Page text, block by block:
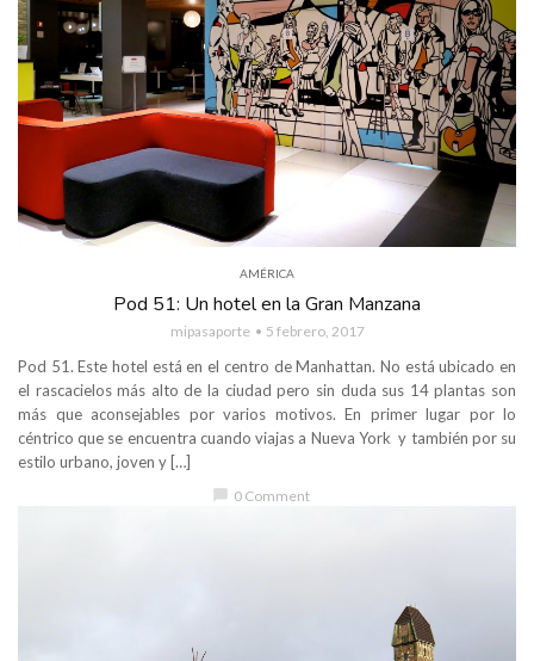
AMÉRICA
Pod 51: Un hotel en la Gran Manzana
mipasaporte 5 febrero, 2017
Pod 51. Este hotel está en el centro de Manhattan. No está ubicado en
el rascacielos más alto de la ciudad pero sin duda sus 14 plantas son
más que aconsejables por varios motivos. En primer lugar por lo
céntrico que se encuentra cuando viajas a Nueva York y también por su
estilo urbano, joven y […]
0 Comment